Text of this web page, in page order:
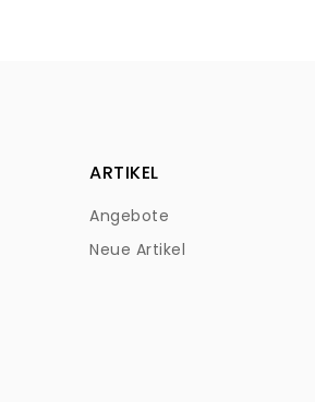
ARTIKEL
Angebote
Neue Artikel